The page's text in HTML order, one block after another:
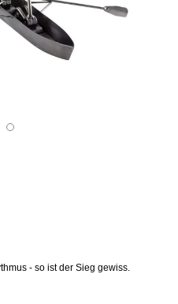
- so ist der Sieg gewiss.